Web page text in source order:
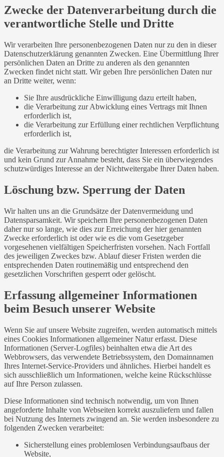
Zwecke der Datenverarbeitung durch die
verantwortliche Stelle und Dritte
Wir verarbeiten Ihre personenbezogenen Daten nur zu den in dieser
Datenschutzerklärung genannten Zwecken. Eine Übermittlung Ihrer
persönlichen Daten an Dritte zu anderen als den genannten
Zwecken findet nicht statt. Wir geben Ihre persönlichen Daten nur
an Dritte weiter, wenn:
Sie Ihre ausdrückliche Einwilligung dazu erteilt haben,
die Verarbeitung zur Abwicklung eines Vertrags mit Ihnen
erforderlich ist,
die Verarbeitung zur Erfüllung einer rechtlichen Verpflichtung
erforderlich ist,
die Verarbeitung zur Wahrung berechtigter Interessen erforderlich ist
und kein Grund zur Annahme besteht, dass Sie ein überwiegendes
schutzwürdiges Interesse an der Nichtweitergabe Ihrer Daten haben.
Löschung bzw. Sperrung der Daten
Wir halten uns an die Grundsätze der Datenvermeidung und
Datensparsamkeit. Wir speichern Ihre personenbezogenen Daten
daher nur so lange, wie dies zur Erreichung der hier genannten
Zwecke erforderlich ist oder wie es die vom Gesetzgeber
vorgesehenen vielfältigen Speicherfristen vorsehen. Nach Fortfall
des jeweiligen Zweckes bzw. Ablauf dieser Fristen werden die
entsprechenden Daten routinemäßig und entsprechend den
gesetzlichen Vorschriften gesperrt oder gelöscht.
Erfassung allgemeiner Informationen
beim Besuch unserer Website
Wenn Sie auf unsere Website zugreifen, werden automatisch mittels
eines Cookies Informationen allgemeiner Natur erfasst. Diese
Informationen (Server-Logfiles) beinhalten etwa die Art des
Webbrowsers, das verwendete Betriebssystem, den Domainnamen
Ihres Internet-Service-Providers und ähnliches. Hierbei handelt es
sich ausschließlich um Informationen, welche keine Rückschlüsse
auf Ihre Person zulassen.
Diese Informationen sind technisch notwendig, um von Ihnen
angeforderte Inhalte von Webseiten korrekt auszuliefern und fallen
bei Nutzung des Internets zwingend an. Sie werden insbesondere zu
folgenden Zwecken verarbeitet:
Sicherstellung eines problemlosen Verbindungsaufbaus der
Website,